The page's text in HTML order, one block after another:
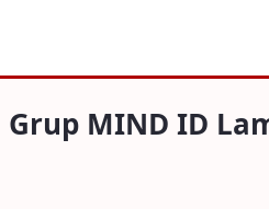
ID Lampaui
MIND ID